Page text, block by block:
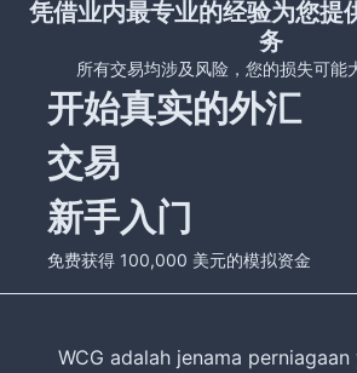
凭借业内最专业的经验为您提
务
所有交易均涉及风险，您的损失可能
开始真实的外汇
交易
新手入门
免费获得 100,000 美元的模拟资金
WCG adalah jenama